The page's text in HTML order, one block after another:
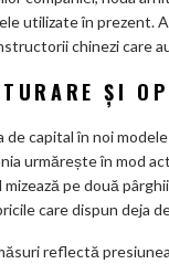
utilizate în prezent.
chinezi care
ȘI
de capital în noi
urmărește în mod
pe două
care dispun deja
reflectă